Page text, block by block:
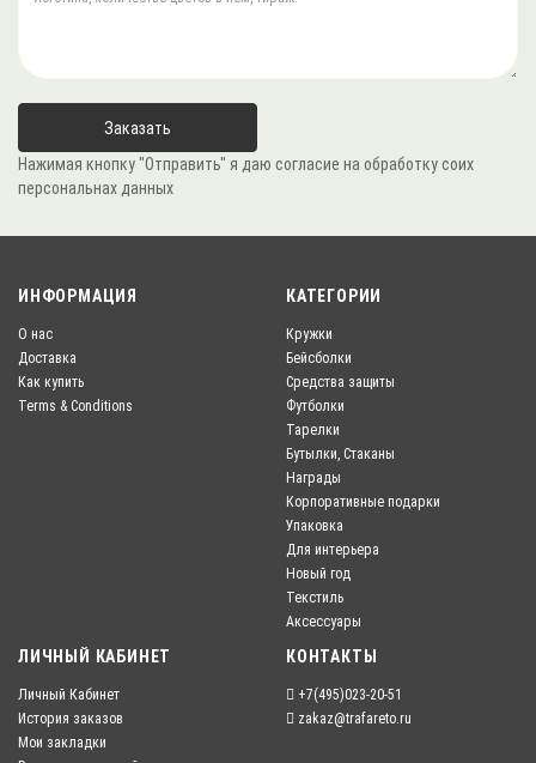
Нажимая кнопку "Отправить" я даю согласие на обработку соих
персональнах данных
ИНФОРМАЦИЯ
О нас
Доставка
Как купить
Terms & Conditions
КАТЕГОРИИ
Кружки
Бейсболки
Средства защиты
Футболки
Тарелки
Бутылки, Стаканы
Награды
Корпоративные подарки
Упаковка
Для интерьера
Новый год
Текстиль
Аксессуары
ЛИЧНЫЙ КАБИНЕТ
Личный Кабинет
История заказов
Мои закладки
КОНТАКТЫ
+7(495)023-20-51
zakaz@trafareto.ru